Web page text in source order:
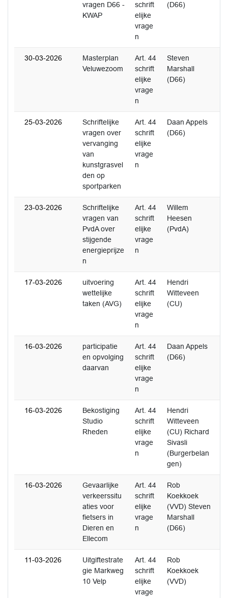
vragen D66 -
KWAP
schrift
elijke
vrage
n
(D66)
30-03-2026
Masterplan
Veluwezoom
Art. 44
schrift
elijke
vrage
n
Steven
Marshall
(D66)
25-03-2026
Schriftelijke
vragen over
vervanging
van
kunstgrasvel
den op
sportparken
Art. 44
schrift
elijke
vrage
n
Daan Appels
(D66)
23-03-2026
Schriftelijke
vragen van
PvdA over
stijgende
energieprijze
n
Art. 44
schrift
elijke
vrage
n
Willem
Heesen
(PvdA)
17-03-2026
uitvoering
wettelijke
taken (AVG)
Art. 44
schrift
elijke
vrage
n
Hendri
Witteveen
(CU)
16-03-2026
participatie
en opvolging
daarvan
Art. 44
schrift
elijke
vrage
n
Daan Appels
(D66)
16-03-2026
Bekostiging
Studio
Rheden
Art. 44
schrift
elijke
vrage
n
Hendri
Witteveen
(CU) Richard
Sivasli
(Burgerbelan
gen)
16-03-2026
Gevaarlijke
verkeerssitu
aties voor
fietsers in
Dieren en
Ellecom
Art. 44
schrift
elijke
vrage
n
Rob
Koekkoek
(VVD) Steven
Marshall
(D66)
11-03-2026
Uitgiftestrate
gie Markweg
10 Velp
Art. 44
schrift
elijke
vrage
Rob
Koekkoek
(VVD)